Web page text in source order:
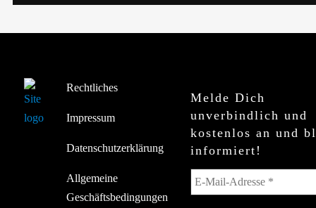
Rechtliches
Impressum
Datenschutzerklärung
Allgemeine
Geschäftsbedingungen
Melde Dich
unverbindlich und
kostenlos an und
informiert!